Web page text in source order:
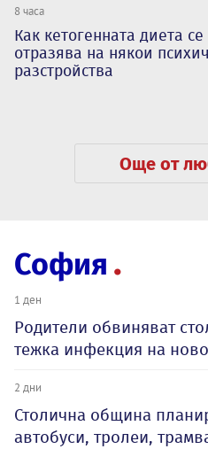
8 часа
Как кетогенната диета се
отразява на някои
разстройства
Още от
София
1 ден
Родители обвиняват
тежка инфекция на
2 дни
Столична община
автобуси, тролеи,